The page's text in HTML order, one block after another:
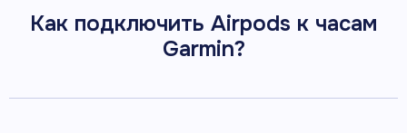
Как подключить Airpods к часам
Garmin?